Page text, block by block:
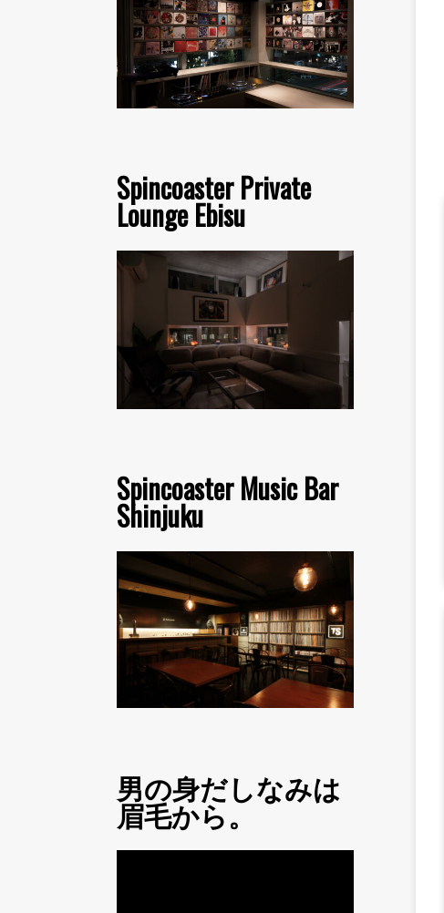
Spincoaster Private
Lounge Ebisu
Spincoaster Music Bar
Shinjuku
男の身だしなみは
眉毛から。